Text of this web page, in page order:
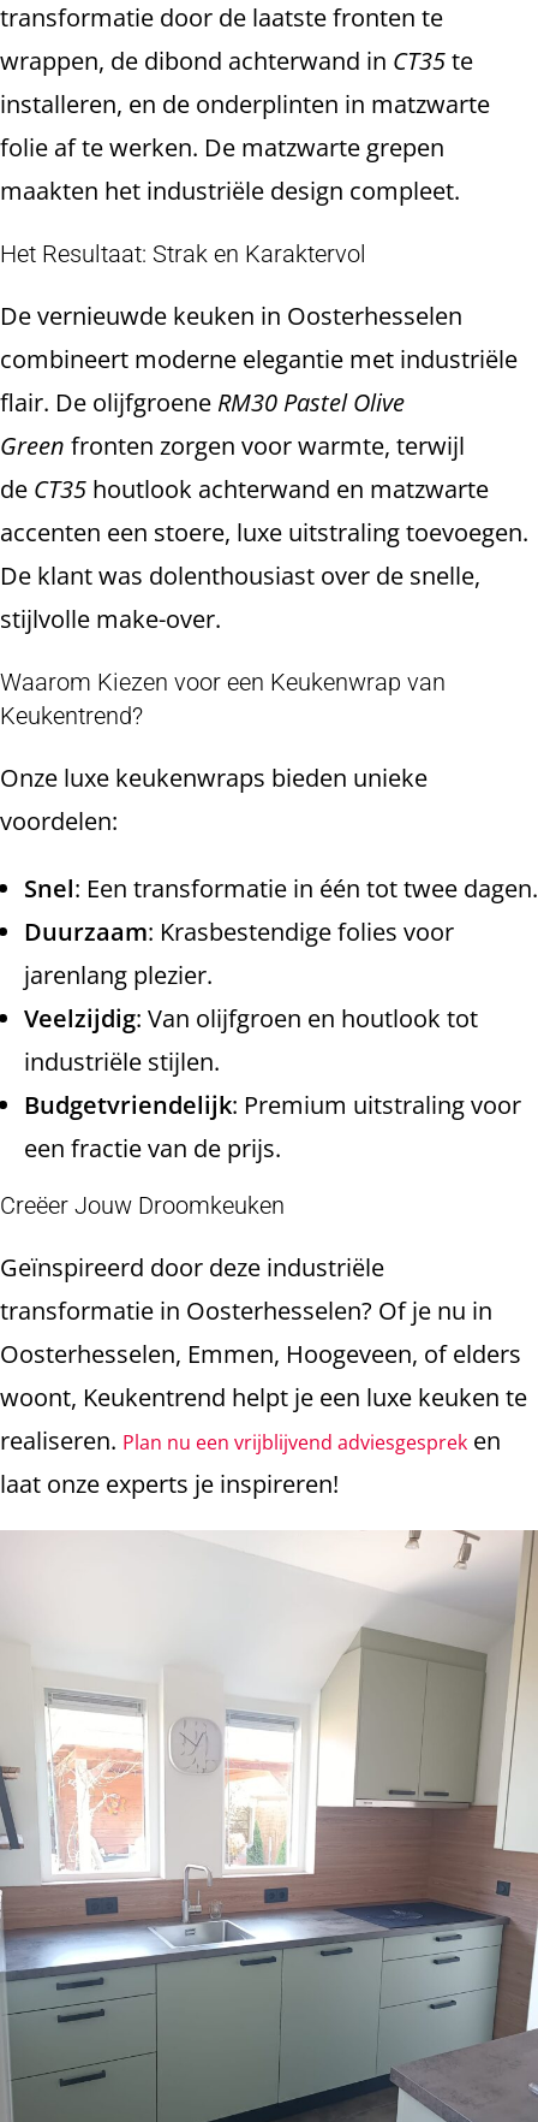
transformatie door de laatste fronten te
wrappen, de dibond achterwand in CT35te
installeren, en de onderplinten in matzwarte
folie af te werken. De matzwarte grepen
maakten het industriële design compleet.
Het Resultaat: Strak en Karaktervol
De vernieuwde keuken in Oosterhesselen
combineert moderne elegantie met industriële
flair. De olijfgroene RM30 Pastel Olive
Green fronten zorgen voor warmte, terwijl
de CT35 houtlook achterwand en matzwarte
accenten een stoere, luxe uitstraling toevoegen.
De klant was dolenthousiast over de snelle,
stijlvolle make-over.
Waarom Kiezen voor een Keukenwrap van
Keukentrend?
Onze luxe keukenwraps bieden unieke
voordelen:
Snel: Een transformatie in één tot twee dagen.
Duurzaam: Krasbestendige folies voor
jarenlang plezier.
Veelzijdig: Van olijfgroen en houtlook tot
industriële stijlen.
Budgetvriendelijk: Premium uitstraling voor
een fractie van de prijs.
Creëer Jouw Droomkeuken
Geïnspireerd door deze industriële
transformatie in Oosterhesselen? Of je nu in
Oosterhesselen, Emmen, Hoogeveen, of elders
woont, Keukentrend helpt je een luxe keuken te
realiseren. Plan nu een vrijblijvend adviesgesprek en
laat onze experts je inspireren!